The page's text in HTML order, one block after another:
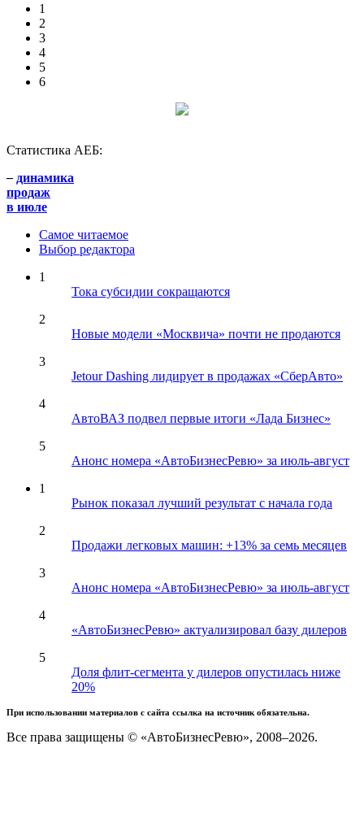
1
2
3
4
5
6
Статистика АЕБ:
– динамика
продаж
в июле
Самое читаемое
Выбор редактора
1
Тока субсидии сокращаются
2
Новые модели «Москвича» почти не продаются
3
Jetour Dashing лидирует в продажах «СберАвто»
4
АвтоВАЗ подвел первые итоги «Лада Бизнес»
5
Анонс номера «АвтоБизнесРевю» за июль-август
1
Рынок показал лучший результат с начала года
2
Продажи легковых машин: +13% за семь месяцев
3
Анонс номера «АвтоБизнесРевю» за июль-август
4
«АвтоБизнесРевю» актуализировал базу дилеров
5
Доля флит-сегмента у дилеров опустилась ниже
20%
При использовании материалов с сайта ссылка на источник обязательна.
Все права защищены © «АвтоБизнесРевю», 2008–2026.